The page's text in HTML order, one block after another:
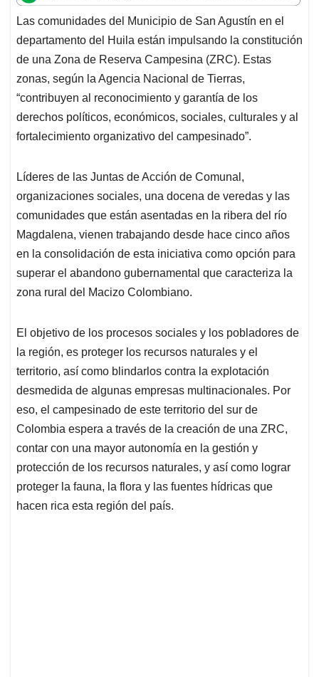
t
s
A
p
p
e
b
o
o
k
k
e
d
I
n
i
l
e
a
d
s
Las comunidades del Municipio de San Agustín en el
departamento del Huila están impulsando la constitución
de una Zona de Reserva Campesina (ZRC). Estas
zonas, según la Agencia Nacional de Tierras,
“contribuyen al reconocimiento y garantía de los
derechos políticos, económicos, sociales, culturales y al
fortalecimiento organizativo del campesinado”.
Líderes de las Juntas de Acción de Comunal,
organizaciones sociales, una docena de veredas y las
comunidades que están asentadas en la ribera del río
Magdalena, vienen trabajando desde hace cinco años
en la consolidación de esta iniciativa como opción para
superar el abandono gubernamental que caracteriza la
zona rural del Macizo Colombiano.
El objetivo de los procesos sociales y los pobladores de
la región, es proteger los recursos naturales y el
territorio, así como blindarlos contra la explotación
desmedida de algunas empresas multinacionales. Por
eso, el campesinado de este territorio del sur de
Colombia espera a través de la creación de una ZRC,
contar con una mayor autonomía en la gestión y
protección de los recursos naturales, y así como lograr
proteger la fauna, la flora y las fuentes hídricas que
hacen rica esta región del país.